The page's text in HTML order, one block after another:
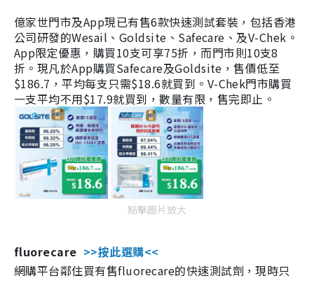
億家世門市及App現已有售6款快速測試套裝，包括香港
公司研發的Wesail、Goldsite、Safecare、及V-Chek。
App限定優惠，購買10支可享75折，而門市則10支8
折。現凡於App購買Safecare及Goldsite，售價低至
$186.7，平均每支只需$18.6就買到。V-Chek門市購買
一支平均不用$17.9就買到，數量有限，售完即止。
點擊圖片放大
fluorecare >>按此選購<<
網購平台鄰住買有售fluorecare的快速測試劑，現時只